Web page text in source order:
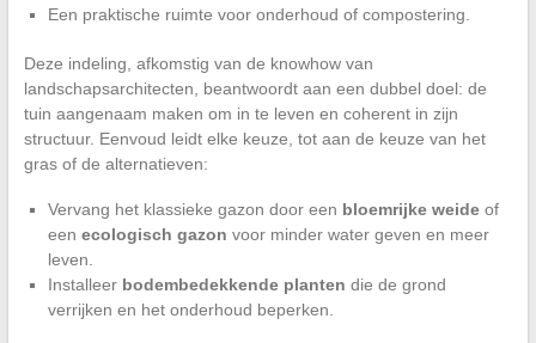
Een praktische ruimte voor onderhoud of compostering.
Deze indeling, afkomstig van de knowhow van
landschapsarchitecten, beantwoordt aan een dubbel doel: de
tuin aangenaam maken om in te leven en coherent in zijn
structuur. Eenvoud leidt elke keuze, tot aan de keuze van het
gras of de alternatieven:
Vervang het klassieke gazon door een bloemrijke weideof
een ecologisch gazon voor minder water geven en meer
leven.
Installeer bodembedekkende planten die de grond
verrijken en het onderhoud beperken.